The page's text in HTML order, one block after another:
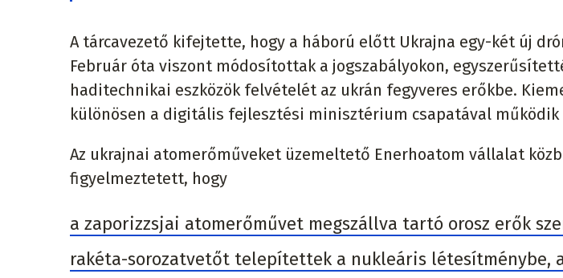
A tárcavezető kifejtette, hogy a háború előtt Ukrajna egy-két új
Február óta viszont módosítottak a jogszabályokon,
haditechnikai eszközök felvételét az ukrán fegyveres erőkbe.
különösen a digitális fejlesztési minisztérium csapatával működik
Az ukrajnai atomerőműveket üzemeltető Enerhoatom vállalat
figyelmeztetett, hogy
a zaporizzsjai atomerőművet megszállva tartó orosz erők
rakéta-sorozatvetőt telepítettek a nukleáris létesítménybe,